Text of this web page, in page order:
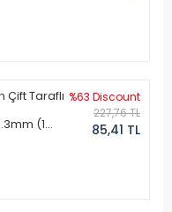
Çift Taraflı
(1
%63 Discount
227,76 TL
85,41 TL